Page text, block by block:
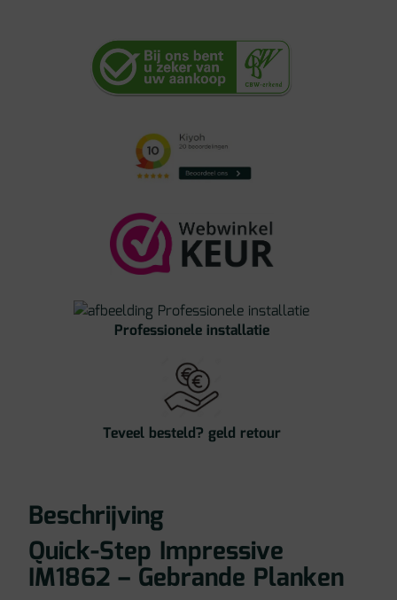
Professionele installatie
Teveel besteld? geld retour
Beschrijving
Quick-Step Impressive
IM1862 – Gebrande Planken